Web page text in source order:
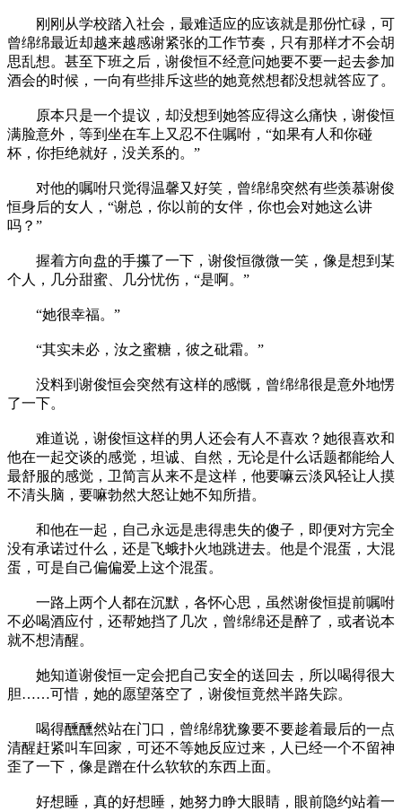
刚刚从学校踏入社会，最难适应的应该就是那份忙碌，可
曾绵绵最近却越来越感谢紧张的工作节奏，只有那样才不会胡
思乱想。甚至下班之后，谢俊恒不经意问她要不要一起去参加
酒会的时候，一向有些排斥这些的她竟然想都没想就答应了。
原本只是一个提议，却没想到她答应得这么痛快，谢俊恒
满脸意外，等到坐在车上又忍不住嘱咐，“如果有人和你碰
杯，你拒绝就好，没关系的。”
对他的嘱咐只觉得温馨又好笑，曾绵绵突然有些羡慕谢俊
恒身后的女人，“谢总，你以前的女伴，你也会对她这么讲
吗？”
握着方向盘的手攥了一下，谢俊恒微微一笑，像是想到某
个人，几分甜蜜、几分忧伤，“是啊。”
“她很幸福。”
“其实未必，汝之蜜糖，彼之砒霜。”
没料到谢俊恒会突然有这样的感慨，曾绵绵很是意外地愣
了一下。
难道说，谢俊恒这样的男人还会有人不喜欢？她很喜欢和
他在一起交谈的感觉，坦诚、自然，无论是什么话题都能给人
最舒服的感觉，卫简言从来不是这样，他要嘛云淡风轻让人摸
不清头脑，要嘛勃然大怒让她不知所措。
和他在一起，自己永远是患得患失的傻子，即便对方完全
没有承诺过什么，还是飞蛾扑火地跳进去。他是个混蛋，大混
蛋，可是自己偏偏爱上这个混蛋。
一路上两个人都在沉默，各怀心思，虽然谢俊恒提前嘱咐
不必喝酒应付，还帮她挡了几次，曾绵绵还是醉了，或者说本
就不想清醒。
她知道谢俊恒一定会把自己安全的送回去，所以喝得很大
胆……可惜，她的愿望落空了，谢俊恒竟然半路失踪。
喝得醺醺然站在门口，曾绵绵犹豫要不要趁着最后的一点
清醒赶紧叫车回家，可还不等她反应过来，人已经一个不留神
歪了一下，像是蹭在什么软软的东西上面。
好想睡，真的好想睡，她努力睁大眼睛，眼前隐约站着一